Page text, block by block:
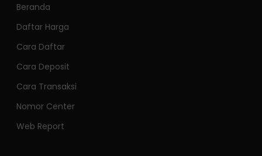
Beranda
Daftar Harga
Cara Daftar
Cara Deposit
Cara Transaksi
Nomor Center
Web Report